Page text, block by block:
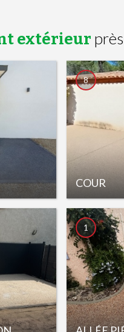
extérieur
COUR
8
1